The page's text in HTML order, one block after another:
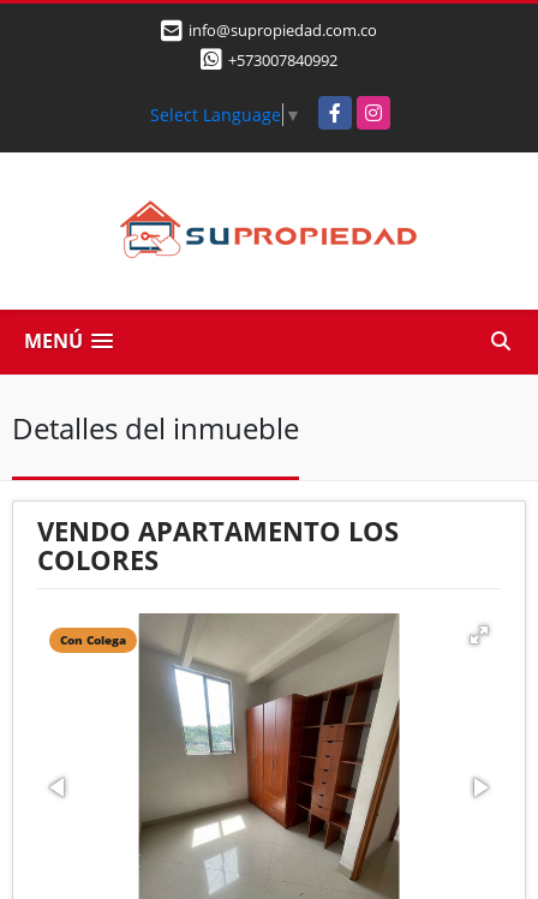
info@supropiedad.com.co
+573007840992
Select Language ▼ FacebookInstagram
MENÚ
Detalles del inmueble
VENDO APARTAMENTO LOS
COLORES
Con Colega